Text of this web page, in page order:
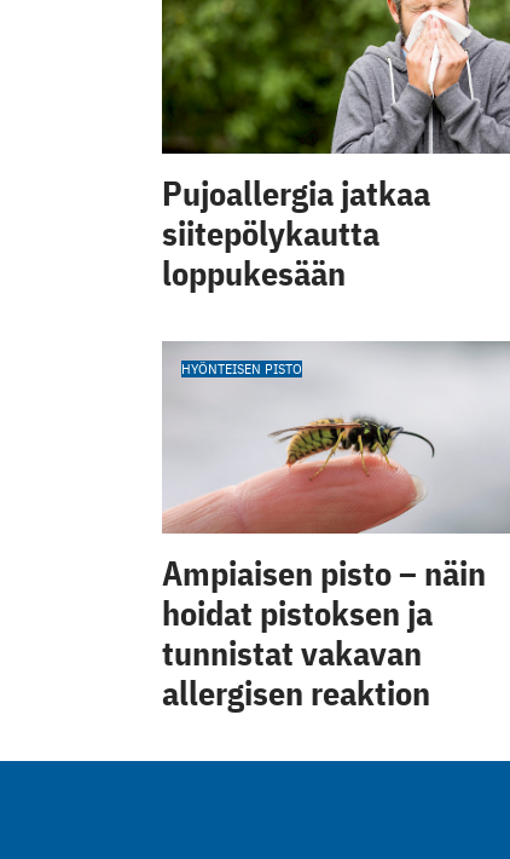
Pujoallergia jatkaa
siitepölykautta
loppukesään
HYÖNTEISEN PISTO
Ampiaisen pisto – näin
hoidat pistoksen ja
tunnistat vakavan
allergisen reaktion